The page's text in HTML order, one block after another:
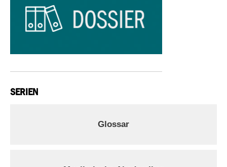
SERIEN
Glossar